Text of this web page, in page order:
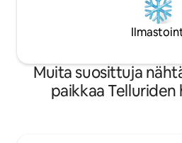
Muita suosittuja
paikkaa